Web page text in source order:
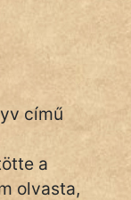
című
a
olvasta,